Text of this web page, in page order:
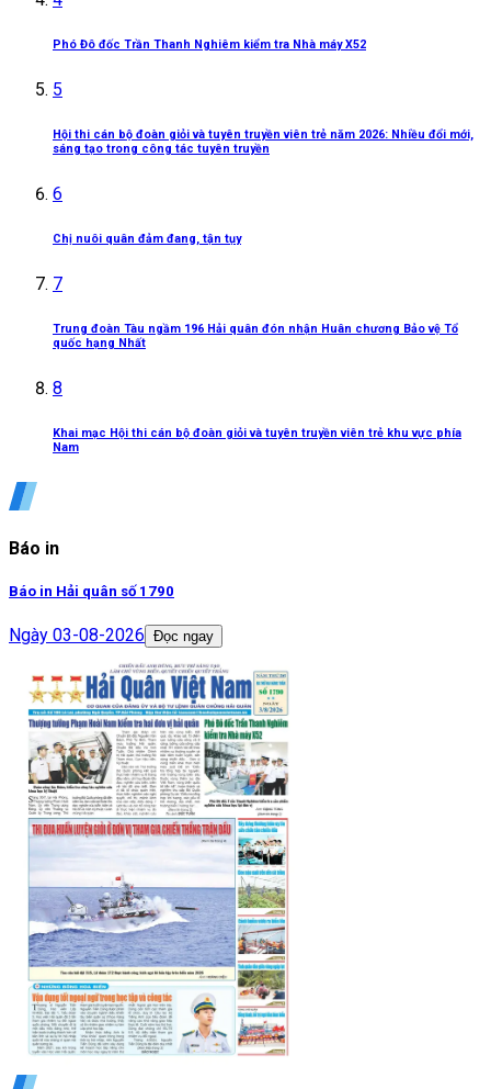
Phó Đô đốc Trần Thanh Nghiêm kiểm tra Nhà máy X52
5
Hội thi cán bộ đoàn giỏi và tuyên truyền viên trẻ năm 2026: Nhiều đổi mới,
sáng tạo trong công tác tuyên truyền
6
Chị nuôi quân đảm đang, tận tụy
7
Trung đoàn Tàu ngầm 196 Hải quân đón nhận Huân chương Bảo vệ Tổ
quốc hạng Nhất
8
Khai mạc Hội thi cán bộ đoàn giỏi và tuyên truyền viên trẻ khu vực phía
Nam
Báo in
Báo in Hải quân số 1790
Ngày 03-08-2026 Đọc ngay